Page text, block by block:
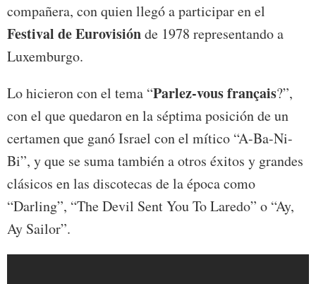
compañera, con quien llegó a participar en el
Festival de Eurovisiónde 1978 representando a
Luxemburgo.
Lo hicieron con el tema “Parlez-vous français?”,
con el que quedaron en la séptima posición de un
certamen que ganó Israel con el mítico “A-Ba-Ni-
Bi”, y que se suma también a otros éxitos y grandes
clásicos en las discotecas de la época como
“Darling”, “The Devil Sent You To Laredo” o “Ay,
Ay Sailor”.